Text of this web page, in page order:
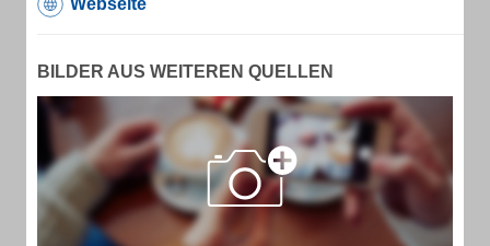
Webseite
BILDER AUS WEITEREN QUELLEN